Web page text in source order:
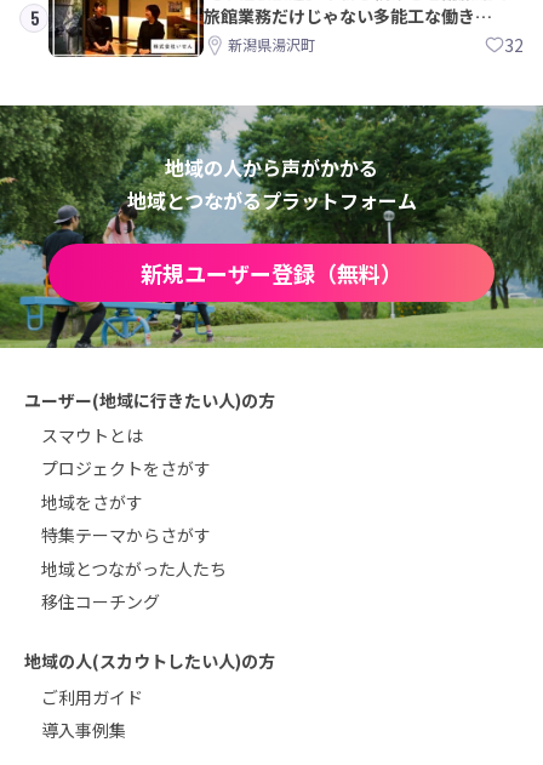
5
旅館業務だけじゃない多能工な働き
方。 株式会社いせん
新潟県湯沢町 32
地域の人から声がかかる
地域とつながるプラットフォーム
新規ユーザー登録（無料）
ユーザー(地域に行きたい人)の方
スマウトとは
プロジェクトをさがす
地域をさがす
特集テーマからさがす
地域とつながった人たち
移住コーチング
地域の人(スカウトしたい人)の方
ご利用ガイド
導入事例集